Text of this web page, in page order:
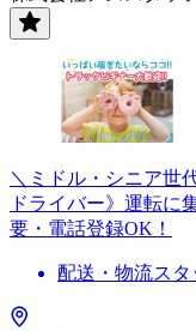
＼ミドル・シニア世
ドライバー》運転に
要・電話登録OK！
配送・物流スタ